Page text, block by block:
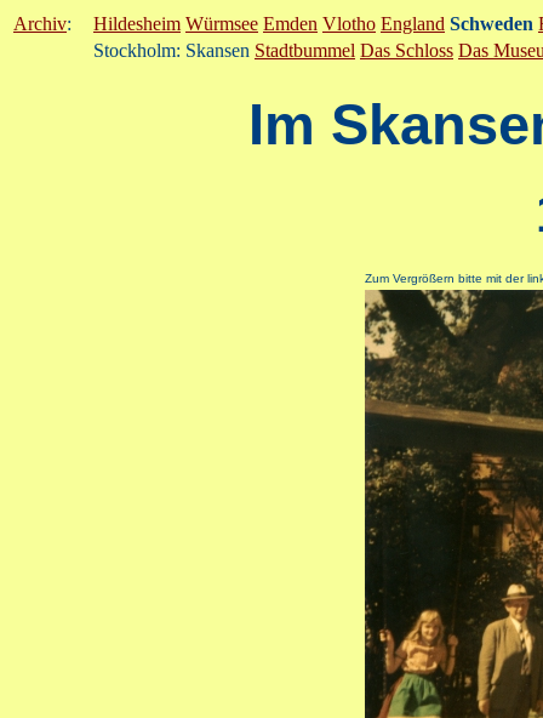
Archiv: Hildesheim Würmsee Emden Vlotho England Schweden
Stockholm: Skansen Stadtbummel Das Schloss Das
Im
Zum Vergrößern bitte mit der